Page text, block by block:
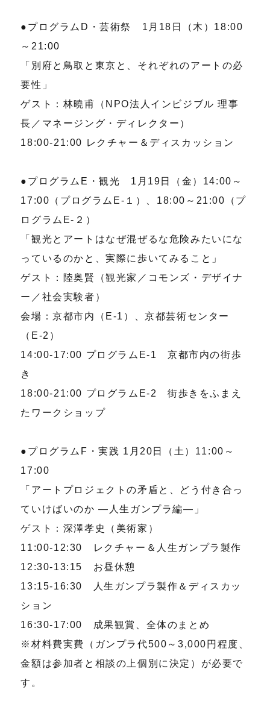
●プログラムD・芸術祭 1月18日（木）18:00
～21:00
「別府と鳥取と東京と、それぞれのアートの必
要性」
ゲスト：林曉甫（NPO法人インビジブル 理事
長／マネージング・ディレクター）
18:00-21:00 レクチャー＆ディスカッション
●プログラムE・観光 1月19日（金）14:00～
17:00（プログラムE-１）、18:00～21:00（プ
ログラムE-２）
「観光とアートはなぜ混ぜるな危険みたいにな
っているのかと、実際に歩いてみること」
ゲスト：陸奥賢（観光家／コモンズ・デザイナ
ー／社会実験者）
会場：京都市内（E-1）、京都芸術センター
（E-2）
14:00-17:00 プログラムE-1 京都市内の街歩
き
18:00-21:00 プログラムE-2 街歩きをふまえ
たワークショップ
●プログラムF・実践 1月20日（土）11:00～
17:00
「アートプロジェクトの矛盾と、どう付き合っ
ていけばいのか ―人生ガンプラ編―」
ゲスト：深澤孝史（美術家）
11:00-12:30 レクチャー＆人生ガンプラ製作
12:30-13:15 お昼休憩
13:15-16:30 人生ガンプラ製作＆ディスカッ
ション
16:30-17:00 成果観賞、全体のまとめ
※材料費実費（ガンプラ代500～3,000円程度、
金額は参加者と相談の上個別に決定）が必要で
す。